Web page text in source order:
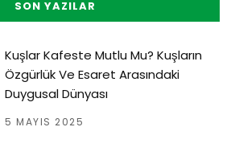
SON YAZILAR
Kuşlar Kafeste Mutlu Mu? Kuşların
Özgürlük Ve Esaret Arasındaki
Duygusal Dünyası
5 MAYIS 2025